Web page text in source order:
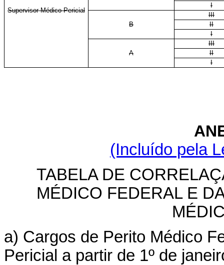
Supervisor Médico-Pericial
I
B
III
II
I
A
III
II
I
(Incluído pela
TABELA DE
MÉDICO FEDERAL E
a) Cargos de Perito Médico
Pericial a partir de 1º de